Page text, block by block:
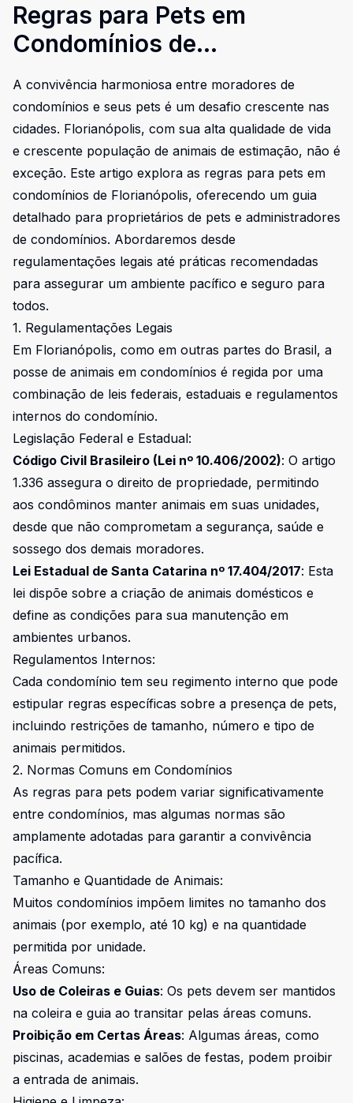
Regras para Pets em
Condomínios de
Florianópolis: Um Guia
Completo
A convivência harmoniosa entre moradores de
condomínios e seus pets é um desafio crescente nas
cidades. Florianópolis, com sua alta qualidade de vida
e crescente população de animais de estimação, não é
exceção. Este artigo explora as regras para pets em
condomínios de Florianópolis, oferecendo um guia
detalhado para proprietários de pets e administradores
de condomínios. Abordaremos desde
regulamentações legais até práticas recomendadas
para assegurar um ambiente pacífico e seguro para
todos.
1. Regulamentações Legais
Em Florianópolis, como em outras partes do Brasil, a
posse de animais em condomínios é regida por uma
combinação de leis federais, estaduais e regulamentos
internos do condomínio.
Legislação Federal e Estadual:
Código Civil Brasileiro (Lei nº 10.406/2002): O artigo
1.336 assegura o direito de propriedade, permitindo
aos condôminos manter animais em suas unidades,
desde que não comprometam a segurança, saúde e
sossego dos demais moradores.
Lei Estadual de Santa Catarina nº 17.404/2017: Esta
lei dispõe sobre a criação de animais domésticos e
define as condições para sua manutenção em
ambientes urbanos.
Regulamentos Internos:
Cada condomínio tem seu regimento interno que pode
estipular regras específicas sobre a presença de pets,
incluindo restrições de tamanho, número e tipo de
animais permitidos.
2. Normas Comuns em Condomínios
As regras para pets podem variar significativamente
entre condomínios, mas algumas normas são
amplamente adotadas para garantir a convivência
pacífica.
Tamanho e Quantidade de Animais:
Muitos condomínios impõem limites no tamanho dos
animais (por exemplo, até 10 kg) e na quantidade
permitida por unidade.
Áreas Comuns:
Uso de Coleiras e Guias: Os pets devem ser mantidos
na coleira e guia ao transitar pelas áreas comuns.
Proibição em Certas Áreas: Algumas áreas, como
piscinas, academias e salões de festas, podem proibir
a entrada de animais.